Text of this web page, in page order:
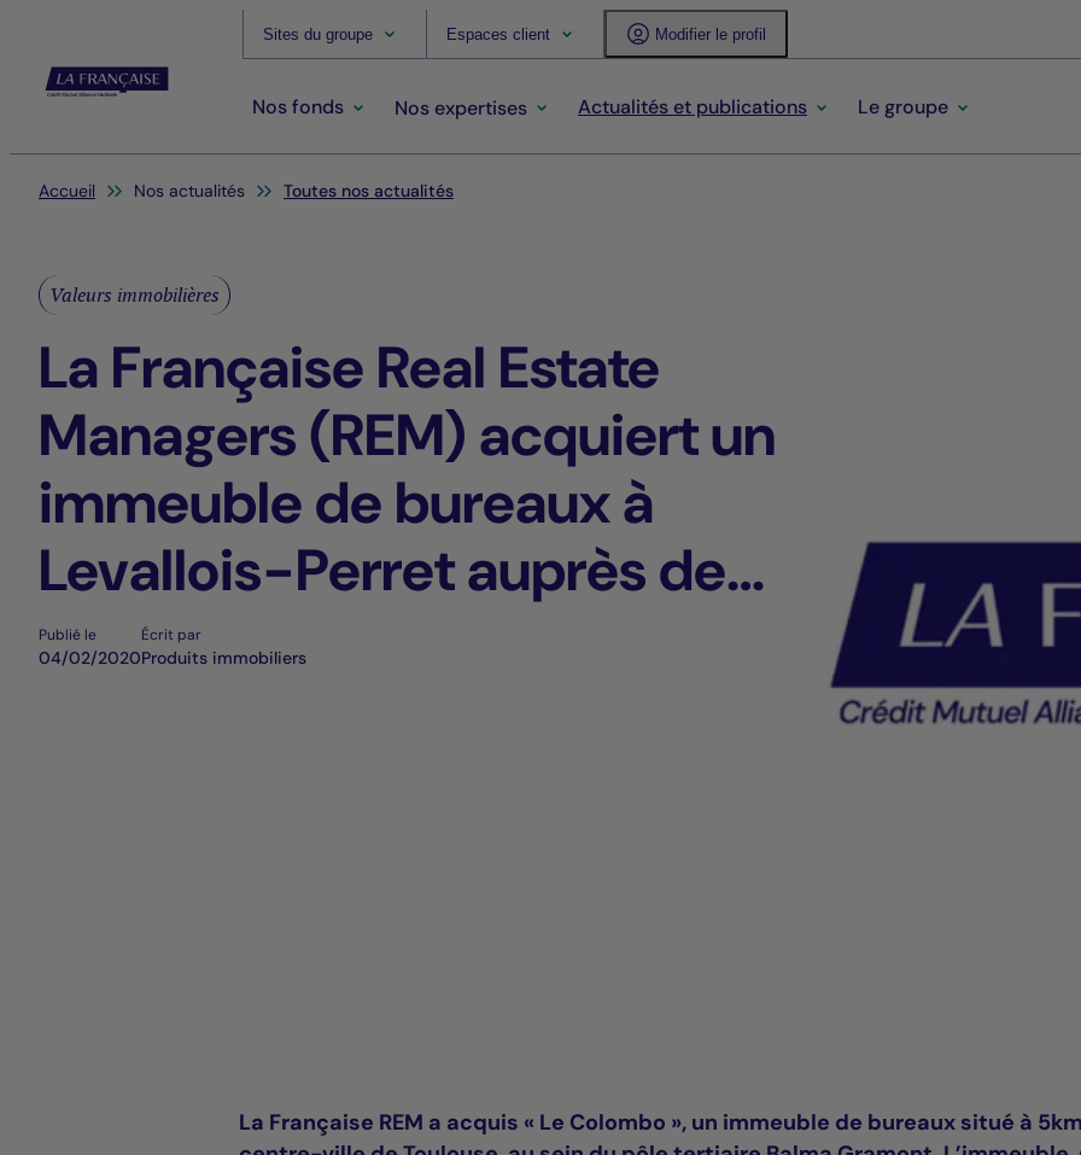
Sites du groupe Espaces client Modifier le profil
Nos fonds Nos expertises Actualités et publications Le groupe
Vous êtes ici:
Accueil Nos actualités Toutes nos actualités
Valeurs immobilières
La Française Real Estate
Managers (REM) acquiert un
immeuble de bureaux à
Levallois-Perret auprès de
Keys Asset Management
Publié le
04/02/2020
Écrit par
Produits immobiliers
La Française REM a acquis « Le Colombo », un immeuble de bureaux situé à